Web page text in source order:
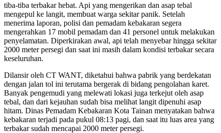
tiba-tiba terbakar hebat. Api yang mengerikan dan asap tebal
mengepul ke langit, membuat warga sekitar panik. Setelah
menerima laporan, polisi dan pemadam kebakaran segera
mengerahkan 17 mobil pemadam dan 41 personel untuk melakukan
penyelamatan. Diperkirakan awal, api telah menyebar hingga sekitar
2000 meter persegi dan saat ini masih dalam kondisi terbakar secara
keseluruhan.
Dilansir oleh CT WANT, diketahui bahwa pabrik yang berdekatan
dengan jalan tol ini terutama bergerak di bidang pengolahan karet.
Banyak pengemudi yang melewati lokasi juga terkejut oleh asap
tebal, dan dari kejauhan sudah bisa melihat langit dipenuhi asap
hitam. Dinas Pemadam Kebakaran Kota Tainan menyatakan bahwa
kebakaran terjadi pada pukul 08:13 pagi, dan saat itu luas area yang
terbakar sudah mencapai 2000 meter persegi.